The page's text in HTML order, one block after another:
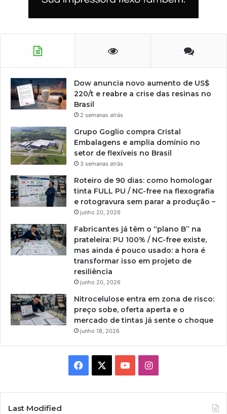
Dow anuncia novo aumento de US$
220/t e reabre a crise das resinas no
Brasil
2 semanas atrás
Grupo Goglio compra Cristal
Embalagens e amplia domínio no
setor de flexíveis no Brasil
3 semanas atrás
Roteiro de 90 dias: como homologar
tinta FULL PU / NC-free na flexografia
e rotogravura sem parar a produção –
junho 20, 2026
Fabricantes já têm o “plano B” na
prateleira: PU 100% / NC-free existe,
mas ainda é pouco usado: a hora é
transformar isso em projeto de
resiliência
junho 20, 2026
Nitrocelulose entra em zona de risco:
preço sobe, oferta aperta e o
mercado de tintas já sente o choque
junho 18, 2026
Facebook YouTubeInstagram
Last Modified